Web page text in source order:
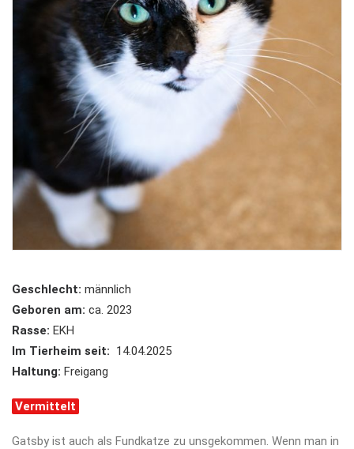
Geschlecht: männlich
Geboren am: ca. 2023
Rasse: EKH
Im Tierheim seit: 14.04.2025
Haltung: Freigang
Vermittelt
Gatsby ist auch als Fundkatze zu unsgekommen. Wenn man in